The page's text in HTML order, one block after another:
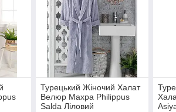
Турецький Жіночий Халат
Велюр Махра Philippus
Salda Ліловий